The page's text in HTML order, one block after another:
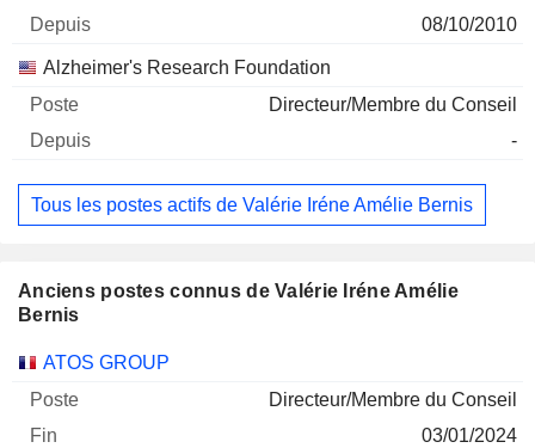
08/10/2010
Alzheimer's Research Foundation
Directeur/Membre du Conseil
-
Tous les postes actifs de Valérie Iréne Amélie Bernis
Anciens postes connus de Valérie Iréne Amélie
Bernis
Sociétés Poste Fin
ATOS GROUP
Directeur/Membre du Conseil
03/01/2024